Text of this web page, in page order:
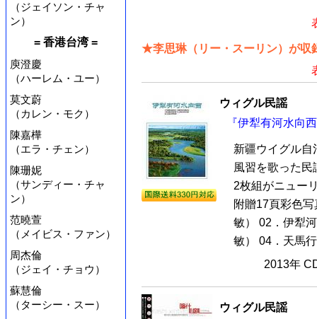
（ジェイソン・チャ
ン）
= 香港台湾 =
庾澄慶
（ハーレム・ユー）
莫文蔚
（カレン・モク）
陳嘉樺
（エラ・チェン）
陳珊妮
（サンディー・チャ
ン）
范曉萱
（メイビス・ファン）
周杰倫
（ジェイ・チョウ）
蘇慧倫
（ターシー・スー）
★李思琳（リー・スーリン）が収
ウィグル民謡
『伊犁有河水向
新疆ウイグル自
風習を歌った
2枚組がニュー
附贈17頁彩色
敏） 02．伊犁
敏） 04．天馬
2013年
ウィグル民謡